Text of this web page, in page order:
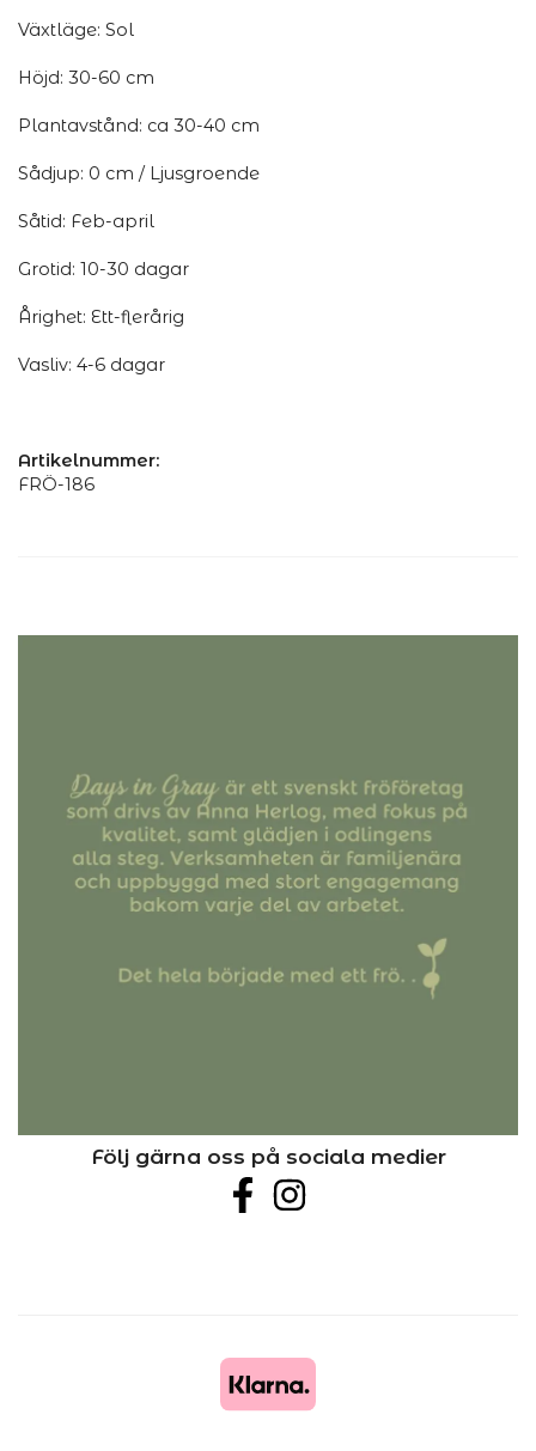
Växtläge: Sol
Höjd: 30-60 cm
Plantavstånd: ca 30-40 cm
Sådjup: 0 cm / Ljusgroende
Såtid: Feb-april
Grotid: 10-30 dagar
Årighet: Ett-flerårig
Vasliv: 4-6 dagar
Artikelnummer:
FRÖ-186
Följ gärna oss på sociala medier